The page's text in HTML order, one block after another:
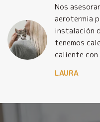
Nos
aerotermia
instalación
tenemos
caliente con
LAURA